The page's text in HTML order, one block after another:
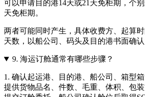
可以申请目的港14天或21天免柜期，个
天免柜期。
两者可能同时产生，具体收费方、起算
天数，以船公司、码头及目的港书面确认
9. 海运订舱通常有哪些步骤？
1. 确认起运港、目的港、船公司、箱型
提供货物品名、件数、毛重、体积、包